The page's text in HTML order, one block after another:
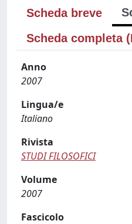
Scheda breve
Scheda completa
Anno
2007
Lingua/e
Italiano
Rivista
STUDI FILOSOFICI
Volume
2007
Fascicolo